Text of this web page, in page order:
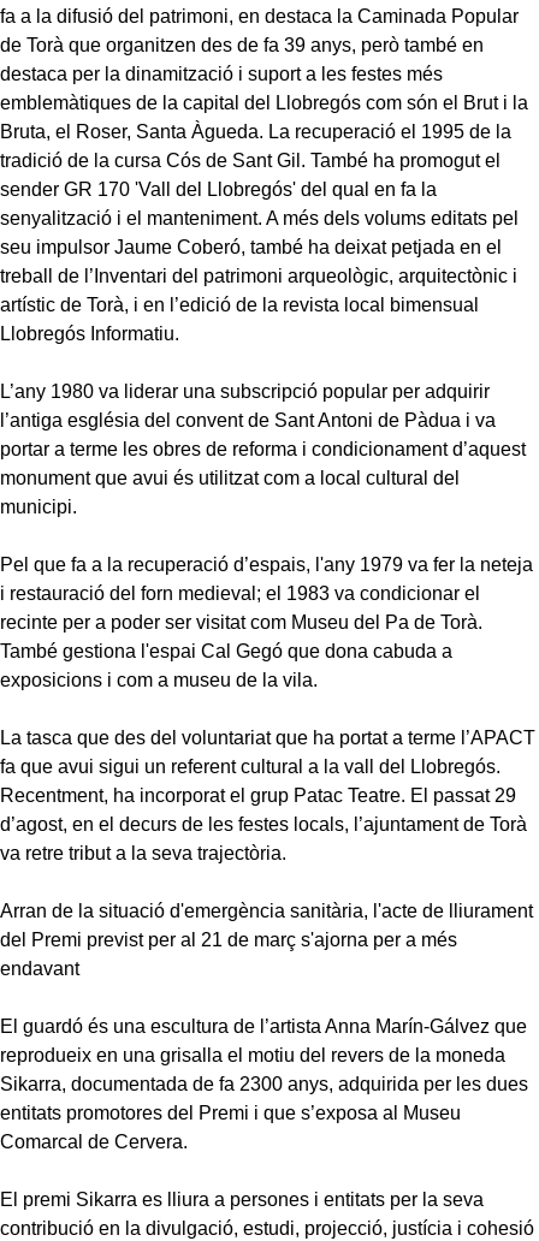
fa a la difusió del patrimoni, en destaca la Caminada Popular
de Torà que organitzen des de fa 39 anys, però també en
destaca per la dinamització i suport a les festes més
emblemàtiques de la capital del Llobregós com són el Brut i la
Bruta, el Roser, Santa Àgueda. La recuperació el 1995 de la
tradició de la cursa Cós de Sant Gil. També ha promogut el
sender GR 170 'Vall del Llobregós' del qual en fa la
senyalització i el manteniment. A més dels volums editats pel
seu impulsor Jaume Coberó, també ha deixat petjada en el
treball de l’Inventari del patrimoni arqueològic, arquitectònic i
artístic de Torà, i en l’edició de la revista local bimensual
Llobregós Informatiu.
L’any 1980 va liderar una subscripció popular per adquirir
l’antiga església del convent de Sant Antoni de Pàdua i va
portar a terme les obres de reforma i condicionament d’aquest
monument que avui és utilitzat com a local cultural del
municipi.
Pel que fa a la recuperació d’espais, l'any 1979 va fer la neteja
i restauració del forn medieval; el 1983 va condicionar el
recinte per a poder ser visitat com Museu del Pa de Torà.
També gestiona l'espai Cal Gegó que dona cabuda a
exposicions i com a museu de la vila.
La tasca que des del voluntariat que ha portat a terme l’APACT
fa que avui sigui un referent cultural a la vall del Llobregós.
Recentment, ha incorporat el grup Patac Teatre. El passat 29
d’agost, en el decurs de les festes locals, l’ajuntament de Torà
va retre tribut a la seva trajectòria.
Arran de la situació d'emergència sanitària, l'acte de lliurament
del Premi previst per al 21 de març s'ajorna per a més
endavant
El guardó és una escultura de l’artista Anna Marín-Gálvez que
reprodueix en una grisalla el motiu del revers de la moneda
Sikarra, documentada de fa 2300 anys, adquirida per les dues
entitats promotores del Premi i que s’exposa al Museu
Comarcal de Cervera.
El premi Sikarra es lliura a persones i entitats per la seva
contribució en la divulgació, estudi, projecció, justícia i cohesió